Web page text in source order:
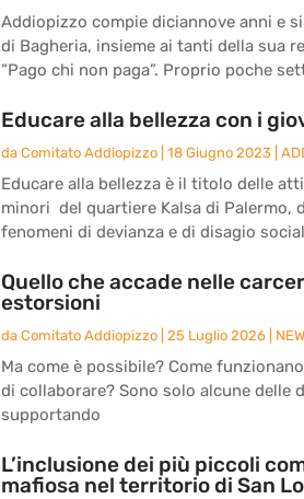
Addiopizzo compie diciannove anni e
di Bagheria, insieme ai tanti della sua
“Pago chi non paga”. Proprio poche
Educare alla bellezza con i
da Comitato Addiopizzo 18 Giugno 2023
Educare alla bellezza è il titolo delle
minori del quartiere Kalsa di Palermo,
fenomeni di devianza e di disagio
Quello che accade nelle
estorsioni
da Comitato Addiopizzo 25 Luglio 2026
Ma come è possibile? Come
di collaborare? Sono solo alcune delle
supportando
L’inclusione dei più piccoli
mafiosa nel territorio di San